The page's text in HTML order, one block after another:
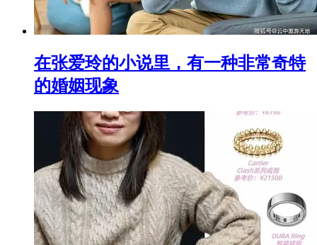
在张爱玲的小说里，有一种非常奇特
的婚姻现象